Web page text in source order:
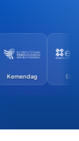
Kemendag Exim